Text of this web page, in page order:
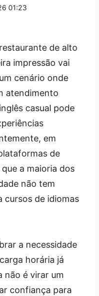
01:23
de alto
impressão vai
cenário onde
atendimento
casual pode
em
de
a maioria dos
não tem
cursos de idiomas
a necessidade
horária já
não é virar um
confiança para